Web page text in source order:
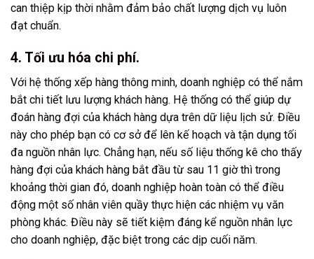
can thiệp kịp thời nhằm đảm bảo chất lượng dịch vụ luôn
đạt chuẩn.
4. Tối ưu hóa chi phí.
Với hệ thống xếp hàng thông minh, doanh nghiệp có thể nắm
bắt chi tiết lưu lượng khách hàng. Hệ thống có thể giúp dự
đoán hàng đợi của khách hàng dựa trên dữ liệu lịch sử. Điều
này cho phép bạn có cơ sở để lên kế hoạch và tận dụng tối
đa nguồn nhân lực. Chẳng hạn, nếu số liệu thống kê cho thấy
hàng đợi của khách hàng bắt đầu từ sau 11 giờ thì trong
khoảng thời gian đó, doanh nghiệp hoàn toàn có thể điều
động một số nhân viên quầy thực hiện các nhiệm vụ văn
phòng khác. Điều này sẽ tiết kiệm đáng kể nguồn nhân lực
cho doanh nghiệp, đặc biệt trong các dịp cuối năm.